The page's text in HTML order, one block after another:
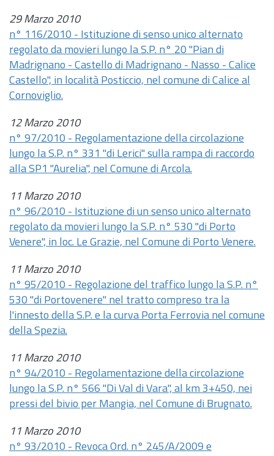
29 Marzo 2010
n° 116/2010 - Istituzione di senso unico alternato
regolato da movieri lungo la S.P. n° 20 "Pian di
Madrignano - Castello di Madrignano - Nasso - Calice
Castello", in località Posticcio, nel comune di Calice al
Cornoviglio.
12 Marzo 2010
n° 97/2010 - Regolamentazione della circolazione
lungo la S.P. n° 331 "di Lerici" sulla rampa di raccordo
alla SP1 "Aurelia", nel Comune di Arcola.
11 Marzo 2010
n° 96/2010 - Istituzione di un senso unico alternato
regolato da movieri lungo la S.P. n° 530 "di Porto
Venere", in loc. Le Grazie, nel Comune di Porto Venere.
11 Marzo 2010
n° 95/2010 - Regolazione del traffico lungo la S.P. n°
530 "di Portovenere" nel tratto compreso tra la
l'innesto della S.P. e la curva Porta Ferrovia nel comune
della Spezia.
11 Marzo 2010
n° 94/2010 - Regolamentazione della circolazione
lungo la S.P. n° 566 "Di Val di Vara", al km 3+450, nei
pressi del bivio per Mangia, nel Comune di Brugnato.
11 Marzo 2010
n° 93/2010 - Revoca Ord. n° 245/A/2009 e